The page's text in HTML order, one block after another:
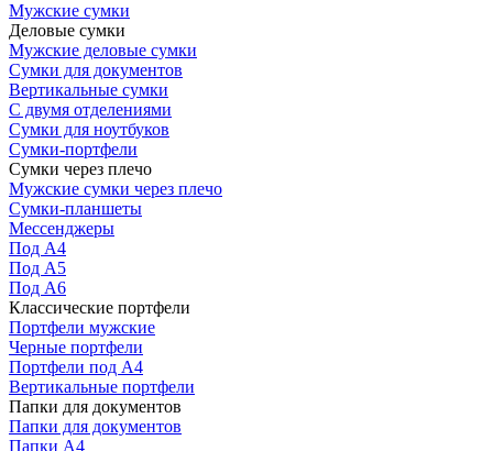
Мужские сумки
Деловые сумки
Мужские деловые сумки
Сумки для документов
Вертикальные сумки
С двумя отделениями
Сумки для ноутбуков
Сумки-портфели
Сумки через плечо
Мужские сумки через плечо
Сумки-планшеты
Мессенджеры
Под А4
Под А5
Под А6
Классические портфели
Портфели мужские
Черные портфели
Портфели под А4
Вертикальные портфели
Папки для документов
Папки для документов
Папки А4